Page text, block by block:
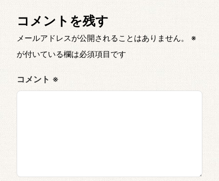
コメントを残す
メールアドレスが公開されることはありません。
※
が付いている欄は必須項目です
コメント ※